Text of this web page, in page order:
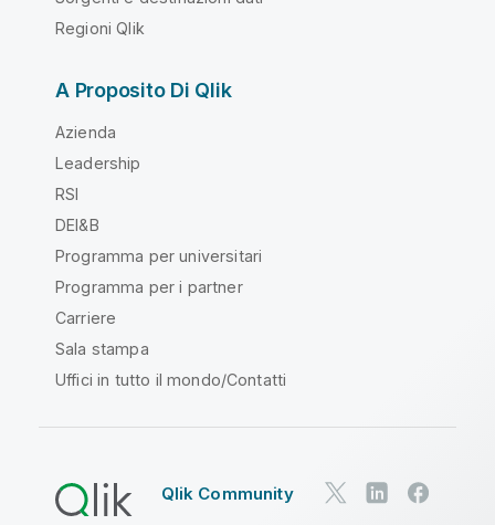
Regioni Qlik
A Proposito Di Qlik
Azienda
Leadership
RSI
DEI&B
Programma per universitari
Programma per i partner
Carriere
Sala stampa
Uffici in tutto il mondo/Contatti
Qlik Community